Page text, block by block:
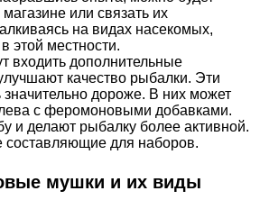
или связать их
на видах насекомых,
этой местности.
входить дополнительные
качество рыбалки. Эти
значительно дороже. В них может
с феромоновыми добавками.
и делают рыбалку более активной.
составляющие для наборов.
мушки и их виды